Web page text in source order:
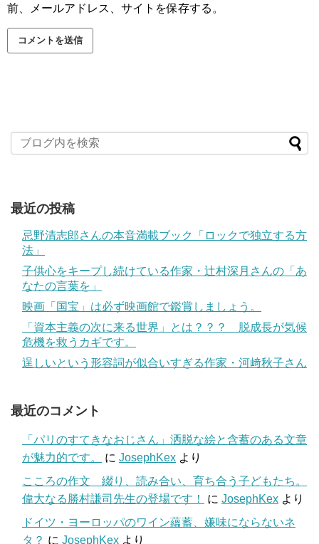
前、メールアドレス、サイトを保存する。
最近の投稿
忌野清志郎さんの本音満載ブック「ロックで独立する方
法」
子供心をキープし続けている作家・辻村深月さんの「あ
なたの言葉を」
映画「国宝」は必ず映画館で鑑賞しましょう。
「資本主義の次に来る世界」とは？？？ 脱成長が気候
危機を救うカギです。
逞しいという形容詞が似合いすぎる作家・河﨑秋子さん
最近のコメント
「パリのすてきなおじさん」洒脱な絵と含蓄のある文章
が魅力的です。
に JosephKex より
こころの作文 綴り、読み合い、育ち合う子どもたち。
偉大なる勝村謙司先生の登場です！
に JosephKex より
ドイツ・ヨーロッパのワイン蘊蓄、嫌味にならないネ
タ？ に JosephKex より